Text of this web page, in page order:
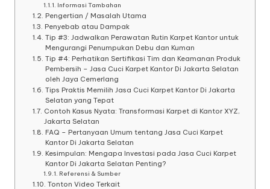
Informasi Tambahan
Pengertian / Masalah Utama
Penyebab atau Dampak
Tip #3: Jadwalkan Perawatan Rutin Karpet Kantor untuk
Mengurangi Penumpukan Debu dan Kuman
Tip #4: Perhatikan Sertifikasi Tim dan Keamanan Produk
Pembersih – Jasa Cuci Karpet Kantor Di Jakarta Selatan
oleh Jaya Cemerlang
Tips Praktis Memilih Jasa Cuci Karpet Kantor Di Jakarta
Selatan yang Tepat
Contoh Kasus Nyata: Transformasi Karpet di Kantor XYZ,
Jakarta Selatan
FAQ – Pertanyaan Umum tentang Jasa Cuci Karpet
Kantor Di Jakarta Selatan
Kesimpulan: Mengapa Investasi pada Jasa Cuci Karpet
Kantor Di Jakarta Selatan Penting?
Referensi & Sumber
Tonton Video Terkait